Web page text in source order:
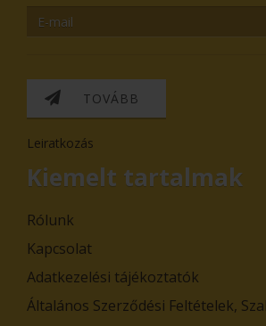
TOVÁBB
Leiratkozás
Kiemelt tartalmak
Rólunk
Kapcsolat
Adatkezelési tájékoztatók
Általános Szerződési Feltételek,